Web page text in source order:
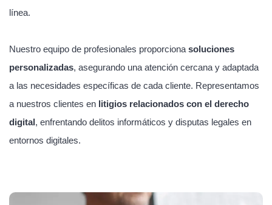
línea.
Nuestro equipo de profesionales proporciona soluciones
personalizadas, asegurando una atención cercana y adaptada
a las necesidades específicas de cada cliente. Representamos
a nuestros clientes en litigios relacionados con el derecho
digital, enfrentando delitos informáticos y disputas legales en
entornos digitales.